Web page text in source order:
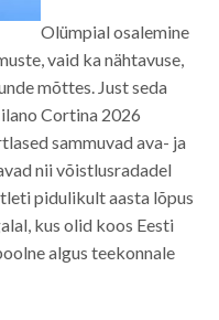
Olümpial osalemine
vaid ka nähtavuse,
mõttes. Just seda
Cortina 2026
sammuvad ava- ja
nii võistlusradadel
pidulikult aasta lõpus
kus olid koos Eesti
algus teekonnale